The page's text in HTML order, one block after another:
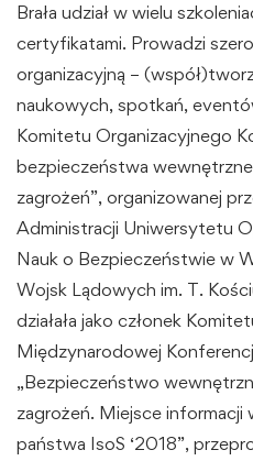
Brała udział w wielu
certyfikatami. Prowadzi
organizacyjną –
naukowych, spotkań,
Komitetu Organizacyjnego
bezpieczeństwa
zagrożeń”, organizowanej
Administracji Uniwersytetu
Nauk o Bezpieczeństwie w
Wojsk Lądowych im. T.
działała jako członek
Międzynarodowej
„Bezpieczeństwo
zagrożeń. Miejsce
państwa IsoS ‘2018”,